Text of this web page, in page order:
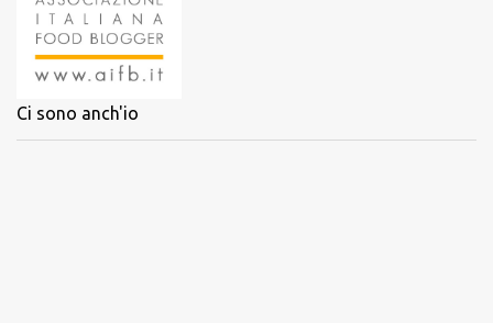
Ci sono anch'io